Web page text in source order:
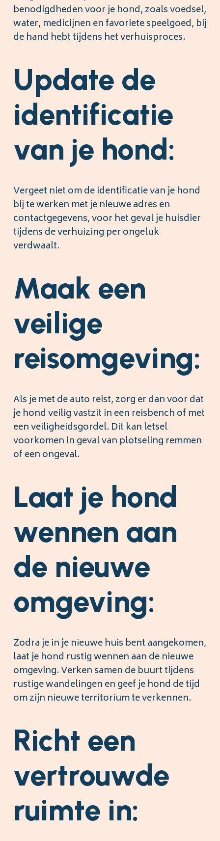
benodigdheden voor je hond, zoals voedsel,
water, medicijnen en favoriete speelgoed, bij
de hand hebt tijdens het verhuisproces.
Update de
identificatie
van je hond:
Vergeet niet om de identificatie van je hond
bij te werken met je nieuwe adres en
contactgegevens, voor het geval je huisdier
tijdens de verhuizing per ongeluk
verdwaalt.
Maak een
veilige
reisomgeving:
Als je met de auto reist, zorg er dan voor dat
je hond veilig vastzit in een reisbench of met
een veiligheidsgordel. Dit kan letsel
voorkomen in geval van plotseling remmen
of een ongeval.
Laat je hond
wennen aan
de nieuwe
omgeving:
Zodra je in je nieuwe huis bent aangekomen,
laat je hond rustig wennen aan de nieuwe
omgeving. Verken samen de buurt tijdens
rustige wandelingen en geef je hond de tijd
om zijn nieuwe territorium te verkennen.
Richt een
vertrouwde
ruimte in: